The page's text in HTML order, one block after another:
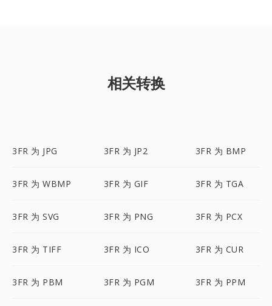
相关转换
3FR 为 JPG 3FR 为 JP2 3FR 为 BMP
3FR 为 WBMP 3FR 为 GIF 3FR 为 TGA
3FR 为 SVG 3FR 为 PNG 3FR 为 PCX
3FR 为 TIFF 3FR 为 ICO 3FR 为 CUR
3FR 为 PBM 3FR 为 PGM 3FR 为 PPM